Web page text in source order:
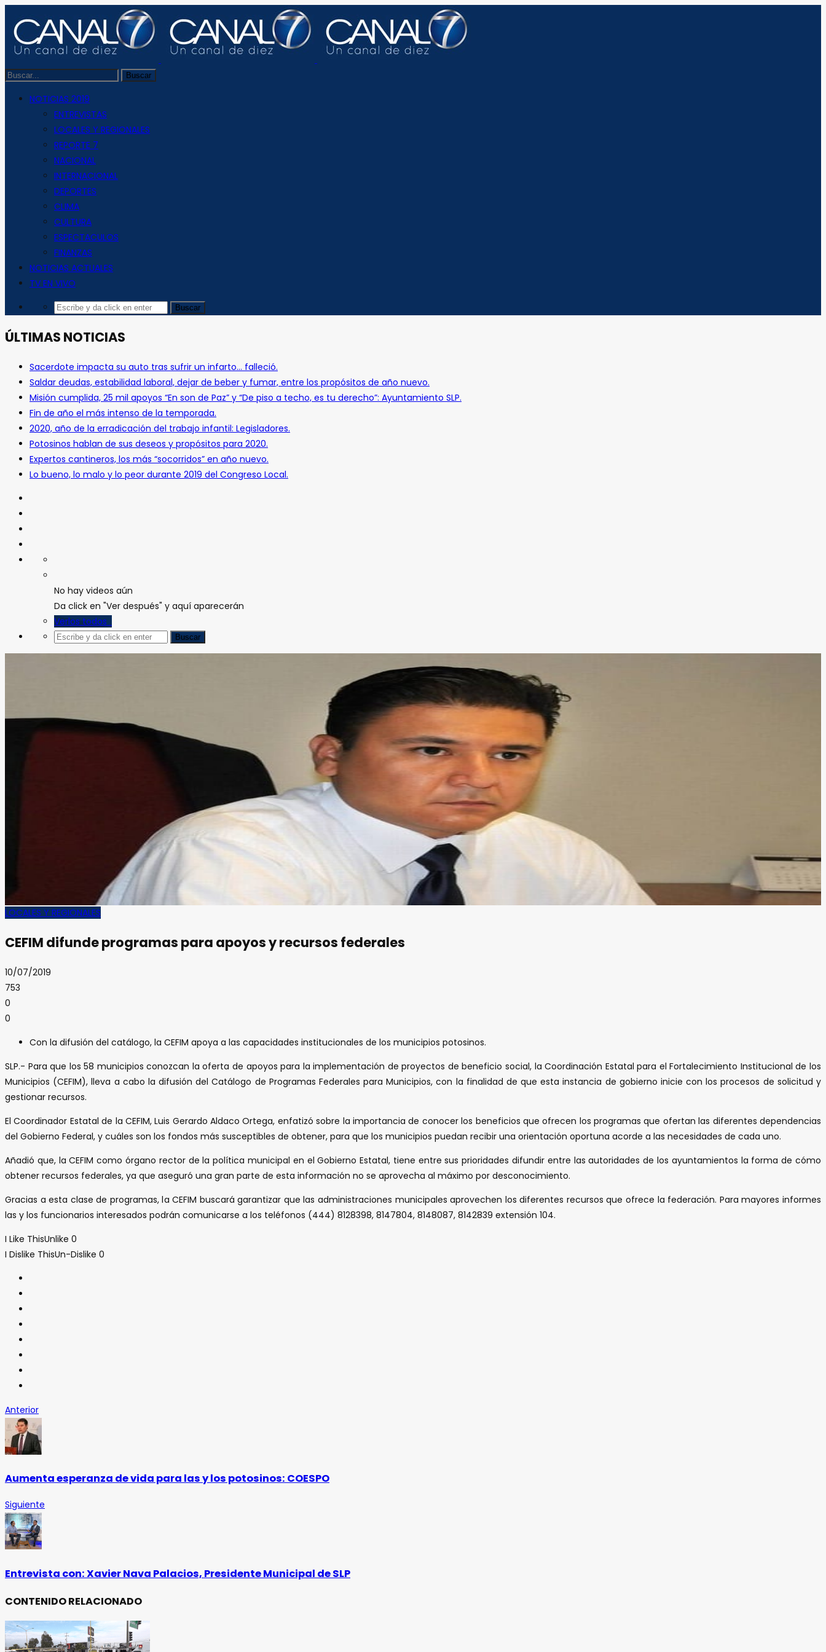
NOTICIAS 2019
ENTREVISTAS
LOCALES Y REGIONALES
REPORTE 7
NACIONAL
INTERNACIONAL
DEPORTES
CLIMA
CULTURA
ESPECTACULOS
FINANZAS
NOTICIAS ACTUALES
TV EN VIVO
ÚLTIMAS NOTICIAS
Sacerdote impacta su auto tras sufrir un infarto… falleció.
Saldar deudas, estabilidad laboral, dejar de beber y fumar, entre los propósitos de año nuevo.
Misión cumplida, 25 mil apoyos “En son de Paz” y “De piso a techo, es tu derecho”: Ayuntamiento SLP.
Fin de año el más intenso de la temporada.
2020, año de la erradicación del trabajo infantil: Legisladores.
Potosinos hablan de sus deseos y propósitos para 2020.
Expertos cantineros, los más “socorridos” en año nuevo.
Lo bueno, lo malo y lo peor durante 2019 del Congreso Local.
No hay videos aún
Da click en "Ver después" y aquí aparecerán
Verlos todos
LOCALES Y REGIONALES
CEFIM difunde programas para apoyos y recursos federales
10/07/2019
753
0
0
Con la difusión del catálogo, la CEFIM apoya a las capacidades institucionales de los municipios potosinos.
SLP.- Para que los 58 municipios conozcan la oferta de apoyos para la implementación de proyectos de beneficio social, la Coordinación Estatal para el Fortalecimiento Institucional de los
Municipios (CEFIM), lleva a cabo la difusión del Catálogo de Programas Federales para Municipios, con la finalidad de que esta instancia de gobierno inicie con los procesos de solicitud y
gestionar recursos.
El Coordinador Estatal de la CEFIM, Luis Gerardo Aldaco Ortega, enfatizó sobre la importancia de conocer los beneficios que ofrecen los programas que ofertan las diferentes dependencias
del Gobierno Federal, y cuáles son los fondos más susceptibles de obtener, para que los municipios puedan recibir una orientación oportuna acorde a las necesidades de cada uno.
Añadió que, la CEFIM como órgano rector de la política municipal en el Gobierno Estatal, tiene entre sus prioridades difundir entre las autoridades de los ayuntamientos la forma de cómo
obtener recursos federales, ya que aseguró una gran parte de esta información no se aprovecha al máximo por desconocimiento.
Gracias a esta clase de programas, la CEFIM buscará garantizar que las administraciones municipales aprovechen los diferentes recursos que ofrece la federación. Para mayores informes
las y los funcionarios interesados podrán comunicarse a los teléfonos (444) 8128398, 8147804, 8148087, 8142839 extensión 104.
I Like ThisUnlike 0
I Dislike ThisUn-Dislike 0
Anterior
Aumenta esperanza de vida para las y los potosinos: COESPO
Siguiente
Entrevista con: Xavier Nava Palacios, Presidente Municipal de SLP
CONTENIDO RELACIONADO